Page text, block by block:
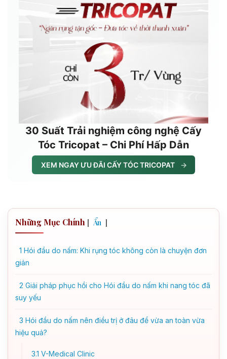
30 Suất Trải nghiệm công nghệ Cấy
Tóc Tricopat – Chi Phí Hấp Dẫn
XEM NGAY ƯU ĐÃI CẤY TÓC TRICOPAT →
Những Mục Chính [ Ẩn ]
1 Hói đầu do nấm: Khi rụng tóc không còn là chuyện đơn
giản
2 Giải pháp phục hồi cho Hói đầu do nấm khi nang tóc đã
suy yếu
3 Hói đầu do nấm nên điều trị ở đâu để vừa an toàn vừa
hiệu quả?
3.1 V-Medical Clinic